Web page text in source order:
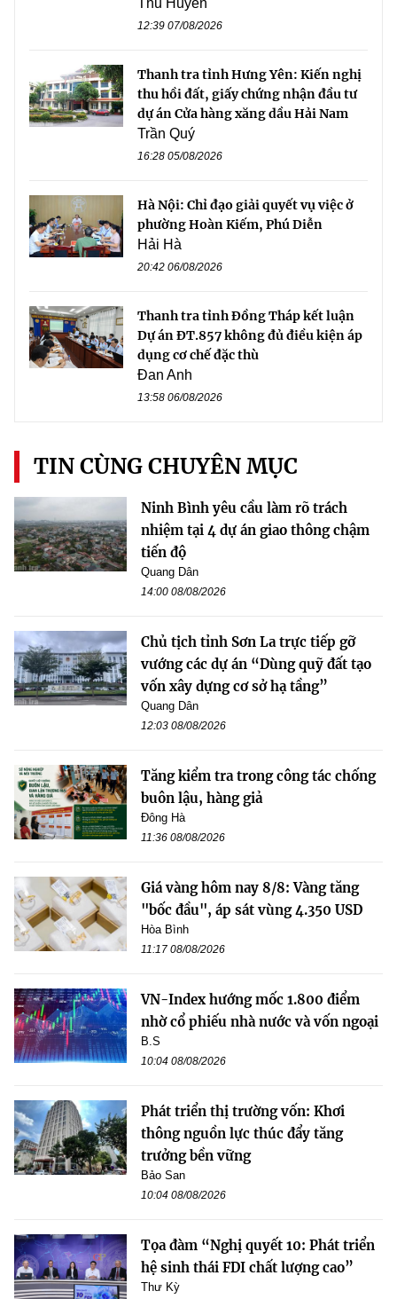
12:39 07/08/2026
Thanh tra tỉnh Hưng Yên: Kiến nghị
thu hồi đất, giấy chứng nhận đầu tư
dự án Cửa hàng xăng dầu Hải Nam
Trần Quý
16:28 05/08/2026
Hà Nội: Chỉ đạo giải quyết vụ việc ở
phường Hoàn Kiếm, Phú Diễn
Hải Hà
20:42 06/08/2026
Thanh tra tỉnh Đồng Tháp kết luận
Dự án ĐT.857 không đủ điều kiện áp
dụng cơ chế đặc thù
Đan Anh
13:58 06/08/2026
TIN CÙNG CHUYÊN MỤC
Ninh Bình yêu cầu làm rõ trách
nhiệm tại 4 dự án giao thông chậm
tiến độ
Quang Dân
14:00 08/08/2026
Chủ tịch tỉnh Sơn La trực tiếp gỡ
vướng các dự án “Dùng quỹ đất tạo
vốn xây dựng cơ sở hạ tầng”
Quang Dân
12:03 08/08/2026
Tăng kiểm tra trong công tác chống
buôn lậu, hàng giả
Đông Hà
11:36 08/08/2026
Giá vàng hôm nay 8/8: Vàng tăng
"bốc đầu", áp sát vùng 4.350 USD
Hòa Bình
11:17 08/08/2026
VN-Index hướng mốc 1.800 điểm
nhờ cổ phiếu nhà nước và vốn ngoại
B.S
10:04 08/08/2026
Phát triển thị trường vốn: Khơi
thông nguồn lực thúc đẩy tăng
trưởng bền vững
Bảo San
10:04 08/08/2026
Tọa đàm “Nghị quyết 10: Phát triển
hệ sinh thái FDI chất lượng cao”
Thư Kỳ